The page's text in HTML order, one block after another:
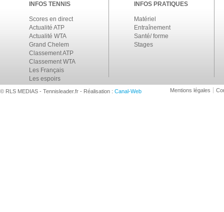
INFOS TENNIS
Scores en direct
Actualité ATP
Actualité WTA
Grand Chelem
Classement ATP
Classement WTA
Les Français
Les espoirs
INFOS PRATIQUES
Matériel
Entraînement
Santé/ forme
Stages
© RLS MEDIAS - Tennisleader.fr - Réalisation : Canal-Web Mentions légales